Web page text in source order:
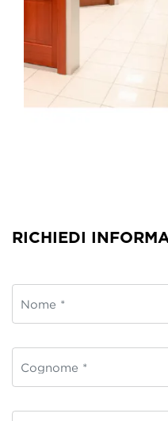
RICHIEDI